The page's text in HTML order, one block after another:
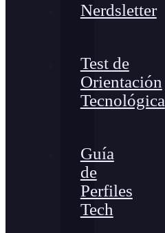
Nerdsletter
Test de
Orientación
Tecnológica
Guía
de
Perfiles
Tech